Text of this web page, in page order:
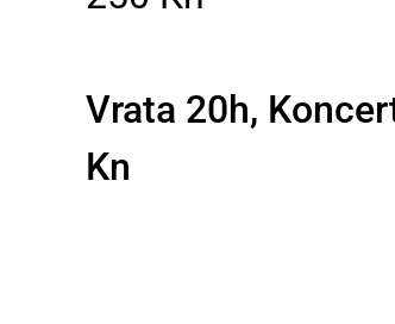
Vrata 20h,
Kn